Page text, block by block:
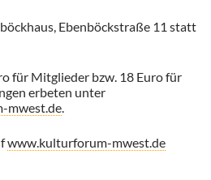
Ebenböckstraße 11 statt
für Mitglieder bzw. 18 Euro für
erbeten unter
mwest.de.
www.kulturforum-mwest.de